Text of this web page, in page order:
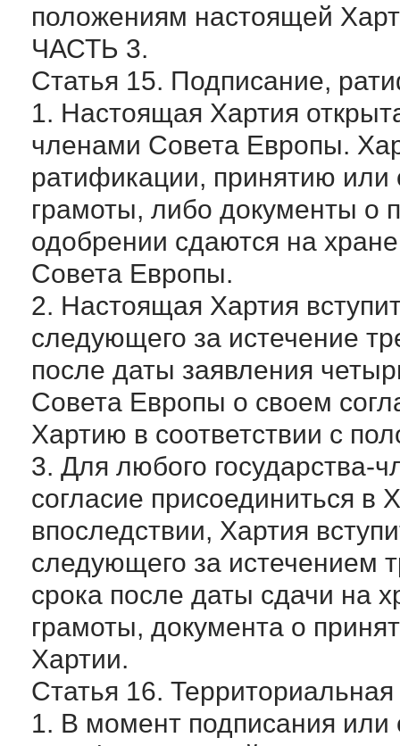
положениям настоящей
ЧАСТЬ 3.
Статья 15. Подписание,
1. Настоящая Хартия
членами Совета Европы.
ратификации, принятию
грамоты, либо документы о
одобрении сдаются на
Совета Европы.
2. Настоящая Хартия
следующего за истечение
после даты заявления
Совета Европы о своем
Хартию в соответствии с
3. Для любого государства-
согласие присоединиться в
впоследствии, Хартия
следующего за истечением
срока после даты сдачи на
грамоты, документа о
Хартии.
Статья 16. Территориальная
1. В момент подписания или